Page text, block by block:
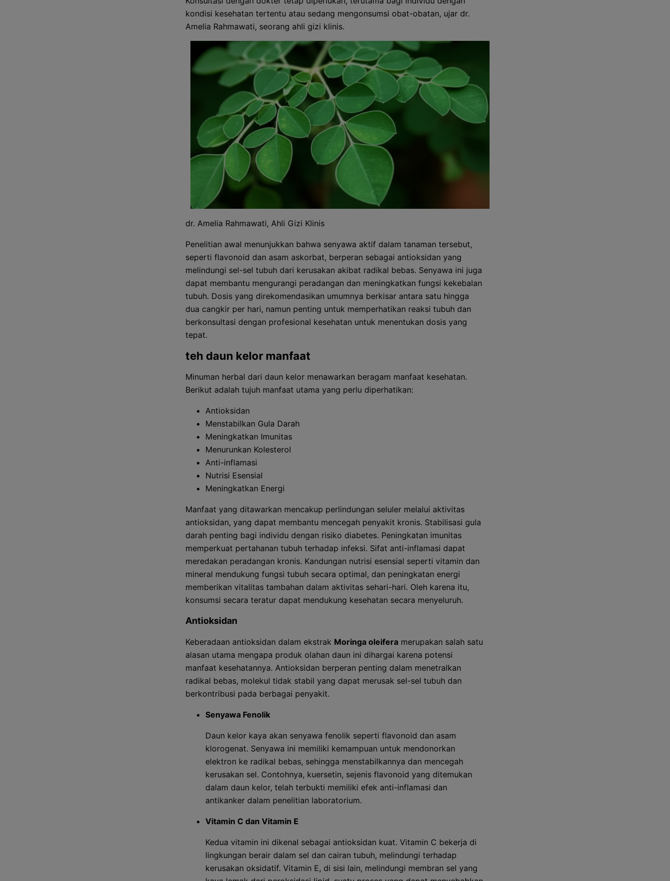
kondisi kesehatan tertentu atau sedang mengonsumsi obat-obatan, ujar dr.
Amelia Rahmawati, seorang ahli gizi klinis.
dr. Amelia Rahmawati, Ahli Gizi Klinis
Penelitian awal menunjukkan bahwa senyawa aktif dalam tanaman tersebut,
seperti flavonoid dan asam askorbat, berperan sebagai antioksidan yang
melindungi sel-sel tubuh dari kerusakan akibat radikal bebas. Senyawa ini juga
dapat membantu mengurangi peradangan dan meningkatkan fungsi kekebalan
tubuh. Dosis yang direkomendasikan umumnya berkisar antara satu hingga
dua cangkir per hari, namun penting untuk memperhatikan reaksi tubuh dan
berkonsultasi dengan profesional kesehatan untuk menentukan dosis yang
tepat.
teh daun kelor manfaat
Minuman herbal dari daun kelor menawarkan beragam manfaat kesehatan.
Berikut adalah tujuh manfaat utama yang perlu diperhatikan:
Antioksidan
Menstabilkan Gula Darah
Meningkatkan Imunitas
Menurunkan Kolesterol
Anti-inflamasi
Nutrisi Esensial
Meningkatkan Energi
Manfaat yang ditawarkan mencakup perlindungan seluler melalui aktivitas
antioksidan, yang dapat membantu mencegah penyakit kronis. Stabilisasi gula
darah penting bagi individu dengan risiko diabetes. Peningkatan imunitas
memperkuat pertahanan tubuh terhadap infeksi. Sifat anti-inflamasi dapat
meredakan peradangan kronis. Kandungan nutrisi esensial seperti vitamin dan
mineral mendukung fungsi tubuh secara optimal, dan peningkatan energi
memberikan vitalitas tambahan dalam aktivitas sehari-hari. Oleh karena itu,
konsumsi secara teratur dapat mendukung kesehatan secara menyeluruh.
Antioksidan
Keberadaan antioksidan dalam ekstrak Moringa oleifera merupakan salah satu
alasan utama mengapa produk olahan daun ini dihargai karena potensi
manfaat kesehatannya. Antioksidan berperan penting dalam menetralkan
radikal bebas, molekul tidak stabil yang dapat merusak sel-sel tubuh dan
berkontribusi pada berbagai penyakit.
Senyawa Fenolik
Daun kelor kaya akan senyawa fenolik seperti flavonoid dan asam
klorogenat. Senyawa ini memiliki kemampuan untuk mendonorkan
elektron ke radikal bebas, sehingga menstabilkannya dan mencegah
kerusakan sel. Contohnya, kuersetin, sejenis flavonoid yang ditemukan
dalam daun kelor, telah terbukti memiliki efek anti-inflamasi dan
antikanker dalam penelitian laboratorium.
Vitamin C dan Vitamin E
Kedua vitamin ini dikenal sebagai antioksidan kuat. Vitamin C bekerja di
lingkungan berair dalam sel dan cairan tubuh, melindungi terhadap
kerusakan oksidatif. Vitamin E, di sisi lain, melindungi membran sel yang